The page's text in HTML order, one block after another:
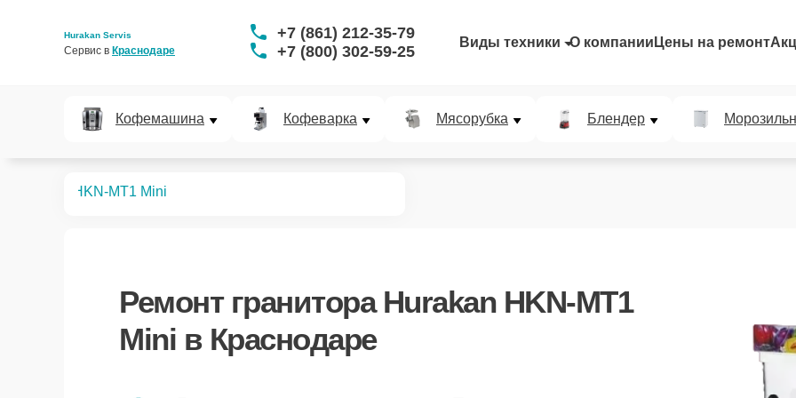
Hurakan Servis
Сервис в Краснодаре
+7 (861) 212-35-79
+7 (800) 302-59-25
Виды техники О компании Цены на ремонт
Кофемашина Кофеварка Мясорубка Блендер
HKN-MT1 Mini
Ремонт гранитора Hurakan HKN-MT1
Mini в Краснодаре